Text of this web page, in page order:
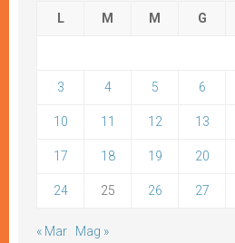
L M M G
3 4 5 6
10 11 12 13
17 18 19 20
24 25 26 27
« Mar Mag »